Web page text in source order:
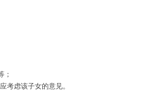
；
虑该子女的意见。